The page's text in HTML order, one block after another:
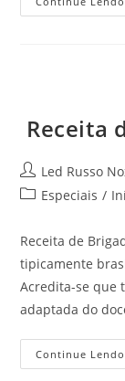
Receita
Led Russo
Especiais /
Receita de
tipicamente
Acredita-se que
adaptada do
Continue Lendo